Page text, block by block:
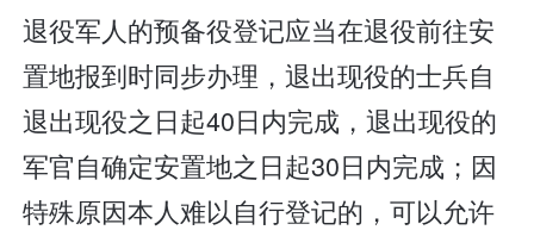
退役军人的预备役登记应当在退役前往安
置地报到时同步办理，退出现役的士兵自
退出现役之日起40日内完成，退出现役的
军官自确定安置地之日起30日内完成；因
特殊原因本人难以自行登记的，可以允许